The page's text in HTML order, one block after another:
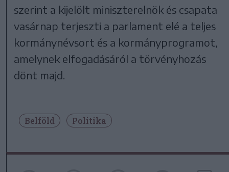
szerint a kijelölt miniszterelnök és csapata
vasárnap terjeszti a parlament elé a teljes
kormánynévsort és a kormányprogramot,
amelynek elfogadásáról a törvényhozás
dönt majd.
Belföld Politika